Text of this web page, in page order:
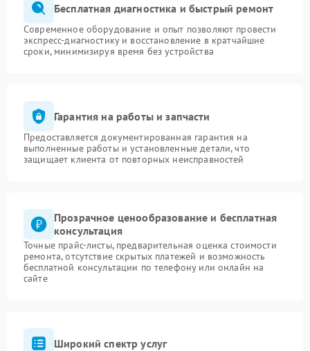
Бесплатная диагностика и быстрый ремонт
Современное оборудование и опыт позволяют провести
экспресс-диагностику и восстановление в кратчайшие
сроки, минимизируя время без устройства
Гарантия на работы и запчасти
Предоставляется документированная гарантия на
выполненные работы и установленные детали, что
защищает клиента от повторных неисправностей
Прозрачное ценообразование и бесплатная
консультация
Точные прайс-листы, предварительная оценка стоимости
ремонта, отсутствие скрытых платежей и возможность
бесплатной консультации по телефону или онлайн на
сайте
Широкий спектр услуг